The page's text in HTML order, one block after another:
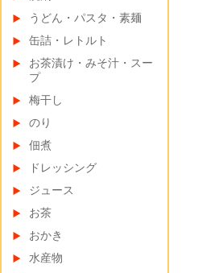
うどん・パスタ・素麺
缶詰・レトルト
お茶漬け・みそ汁・スー
プ
梅干し
のり
佃煮
ドレッシング
ジュース
お茶
おかき
水産物